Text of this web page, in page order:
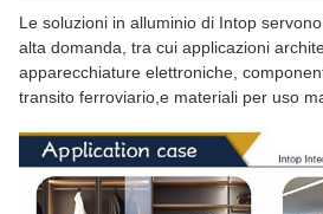
Le soluzioni in alluminio di Intop
alta domanda, tra cui applicazioni
apparecchiature elettroniche,
transito ferroviario,e materiali per uso